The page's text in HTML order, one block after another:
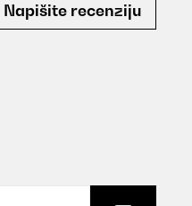
Napišite recenziju